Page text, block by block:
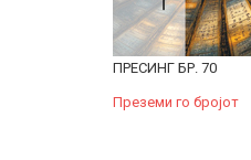
ПРЕСИНГ БР. 70
Преземи го бројот